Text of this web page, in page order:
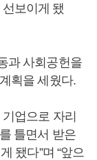
보이게 됐
과 사회공헌을
획을 세웠다.
업으로 자리
틀면서 받은
됐다”며 “앞으